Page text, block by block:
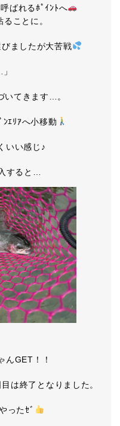
ばれるﾎﾟｲﾝﾄへ
ことに。
ましたが大苦戦
いてきます…。
ﾝｴﾘｱへ小移動
いい感じ♪
すると…
んGET！！
は終了となりました。
ったｾﾞ